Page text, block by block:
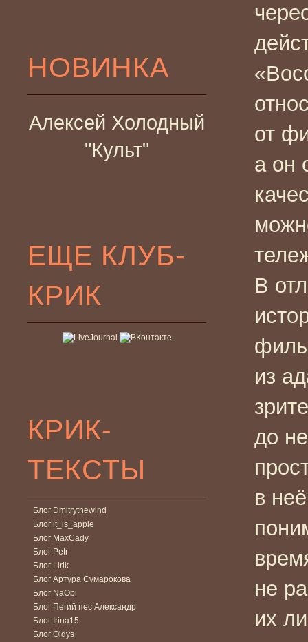
НОВИНКА
Алексей Холодный
"Культ"
ЕЩЕ КЛУБ-
КРИК
КРИК-
ТЕКСТЫ
Блог Dmitrythewind
Блог it_is_apple
Блог MaxCady
Блог Petr
Блог Lirik
Блог Артура Сумарокова
Блог NaObi
Блог Пегий пес Александр
Блог Irina15
Блог Oldys
от
а он
В
из
до
в
не
их